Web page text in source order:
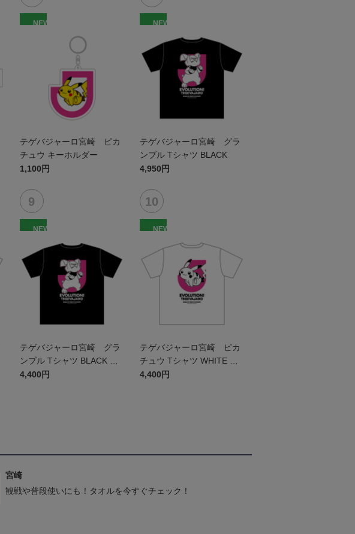
NEW
テゲバジャーロ宮崎 ピカ
チュウ キーホルダー
1,100円
NEW
テゲバジャーロ宮崎 グラ
ンブル Tシャツ BLACK
4,950円
NEW
テゲバジャーロ宮崎 グラ
ンブル Tシャツ BLACK キ
ッズ
4,400円
NEW
テゲバジャーロ宮崎 ピカ
チュウ Tシャツ WHITE キ
ッズ
4,400円
宮崎
観戦や普段使いにも！タオルを今すぐチェック！